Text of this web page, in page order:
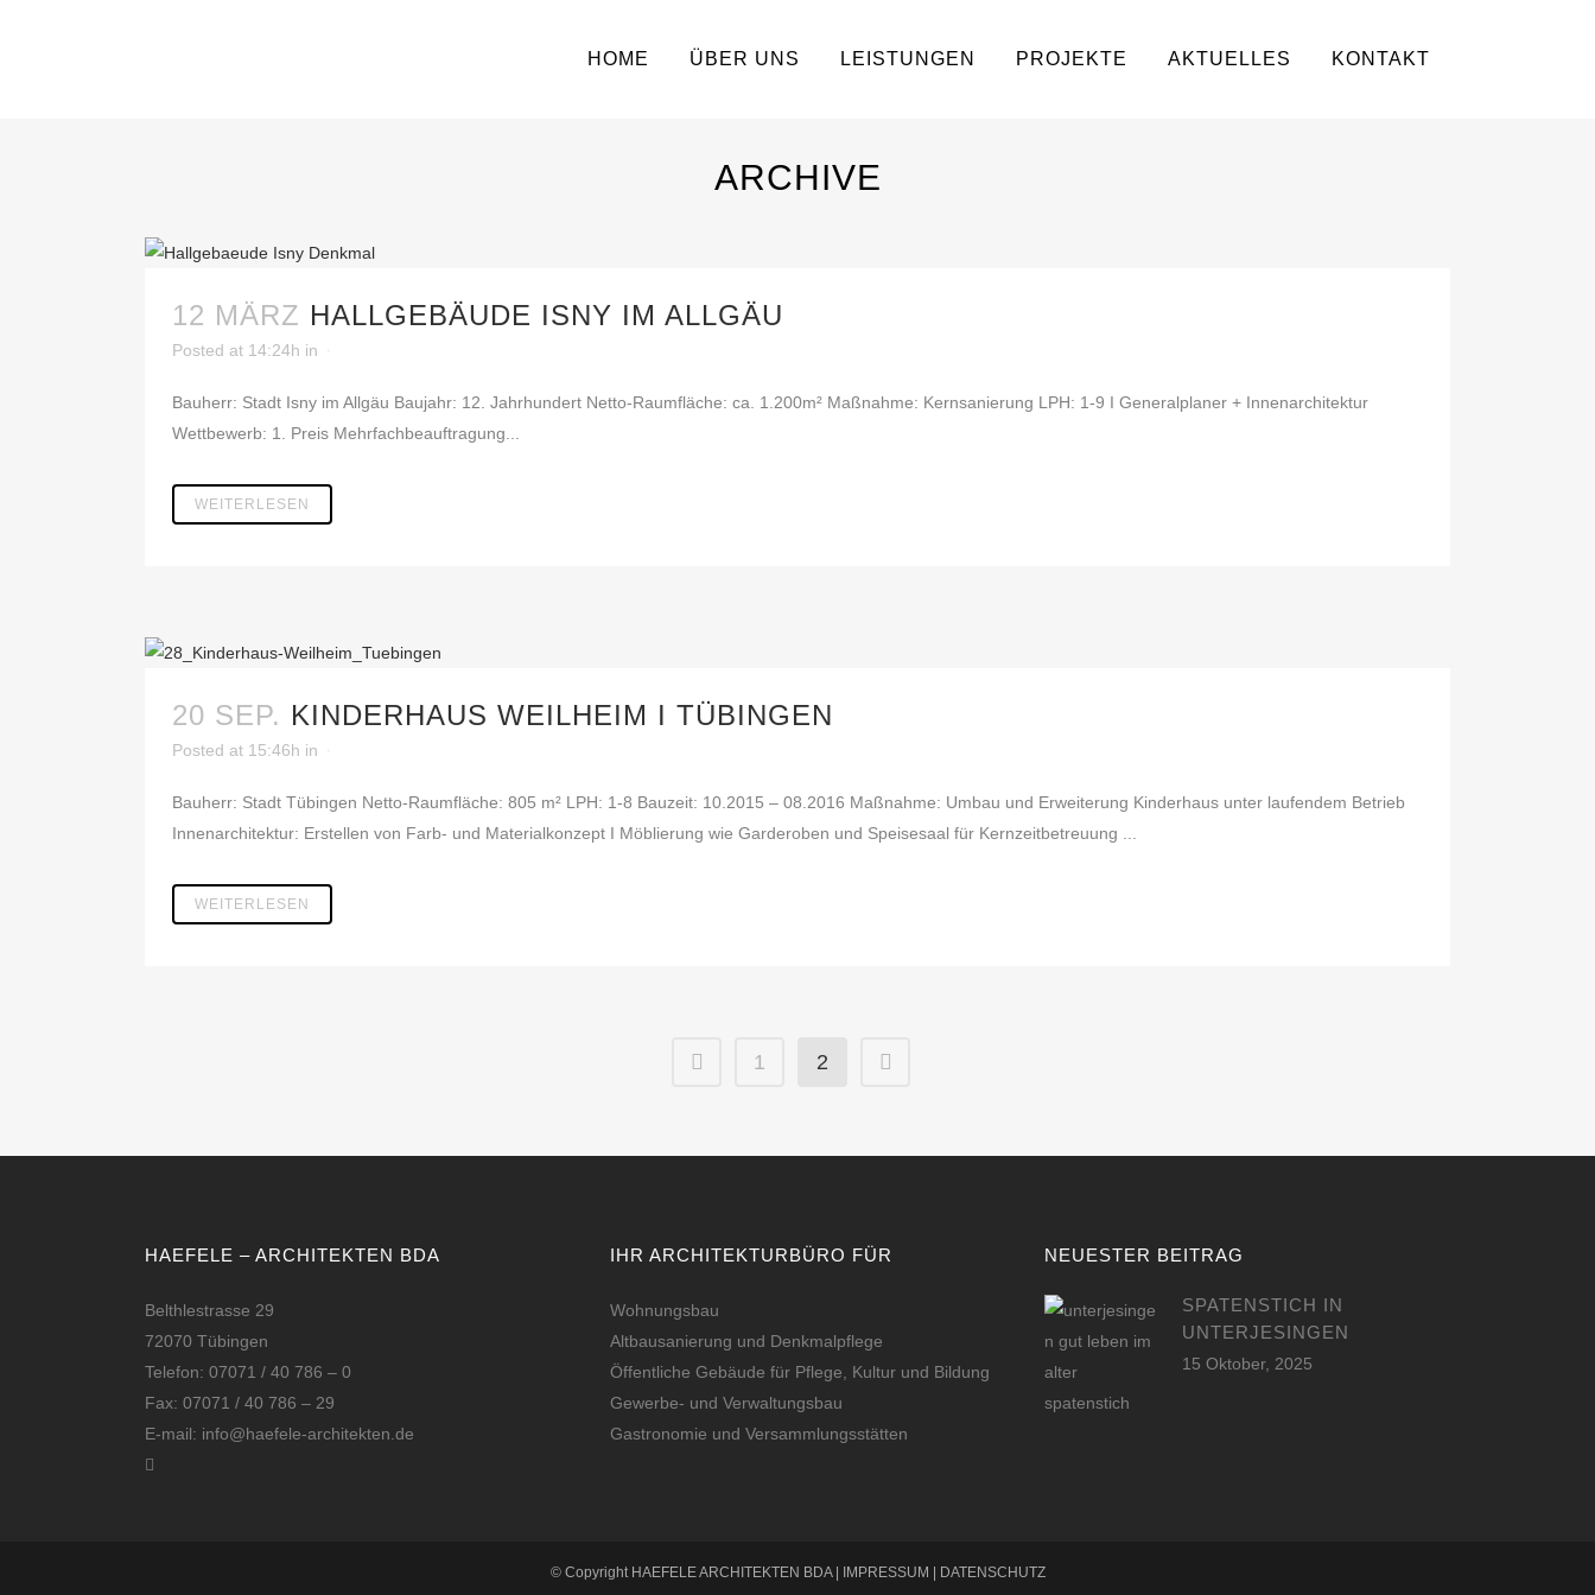
HOME ÜBER UNS LEISTUNGEN PROJEKTE AKTUELLES KONTAKT
ARCHIVE
12 MÄRZ HALLGEBÄUDE ISNY IM ALLGÄU
Posted at 14:24h in
Bauherr: Stadt Isny im Allgäu Baujahr: 12. Jahrhundert Netto-Raumfläche: ca. 1.200m² Maßnahme: Kernsanierung LPH: 1-9 I Generalplaner + Innenarchitektur
Wettbewerb: 1. Preis Mehrfachbeauftragung...
WEITERLESEN
20 SEP. KINDERHAUS WEILHEIM I TÜBINGEN
Posted at 15:46h in
Bauherr: Stadt Tübingen Netto-Raumfläche: 805 m² LPH: 1-8 Bauzeit: 10.2015 – 08.2016 Maßnahme: Umbau und Erweiterung Kinderhaus unter laufendem Betrieb
Innenarchitektur: Erstellen von Farb- und Materialkonzept I Möblierung wie Garderoben und Speisesaal für Kernzeitbetreuung ...
WEITERLESEN
1 2
HAEFELE – ARCHITEKTEN BDA
Belthlestrasse 29
72070 Tübingen
Telefon: 07071 / 40 786 – 0
Fax: 07071 / 40 786 – 29
E-mail: info@haefele-architekten.de
IHR ARCHITEKTURBÜRO FÜR
Wohnungsbau
Altbausanierung und Denkmalpflege
Öffentliche Gebäude für Pflege, Kultur und Bildung
Gewerbe- und Verwaltungsbau
Gastronomie und Versammlungsstätten
NEUESTER BEITRAG
SPATENSTICH IN
UNTERJESINGEN
15 Oktober, 2025
© Copyright HAEFELE ARCHITEKTEN BDA | IMPRESSUM DATENSCHUTZ